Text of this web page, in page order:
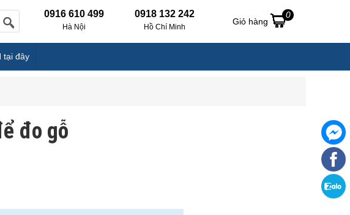
0916 610 499
Hà Nội
0918 132 242
Hồ Chí Minh
Giỏ hàng
0
tại đây
đo gỗ